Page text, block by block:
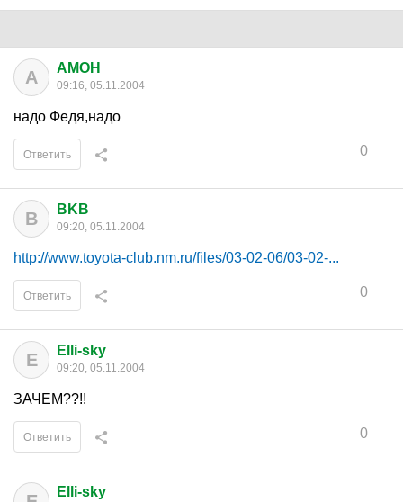
A AMOH
09:16, 05.11.2004
надо Федя,надо
0
Ответить
B BKB
09:20, 05.11.2004
http://www.toyota-club.nm.ru/files/03-02-06/03-02-...
0
Ответить
E Elli-sky
09:20, 05.11.2004
ЗАЧЕМ??!!
0
Ответить
Elli-sky